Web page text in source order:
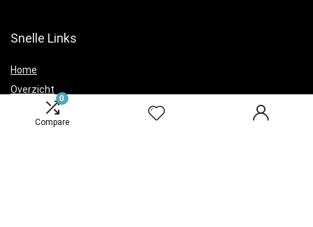
0
Compare
Snelle Links
Home
Overzicht